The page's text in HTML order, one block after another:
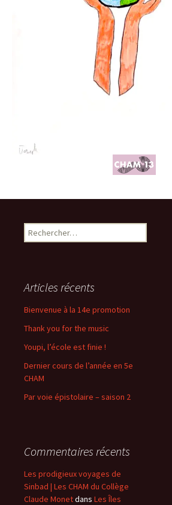
Rechercher :
Articles récents
Bienvenue à la 14e promotion
Thank you for the music
Youpi, l’école est finie !
Dernier cours de l’année en 5e
CHAM
Par voie épistolaire – saison 2
Commentaires récents
Les prodigieux voyages de
Sinbad | Les CHAM du Collège
Claude Monetdans Les Îles